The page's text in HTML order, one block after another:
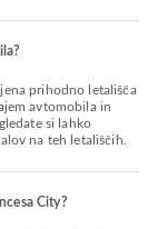
prihodno letališča
avtomobila in
si lahko
na teh letališčih.
City?